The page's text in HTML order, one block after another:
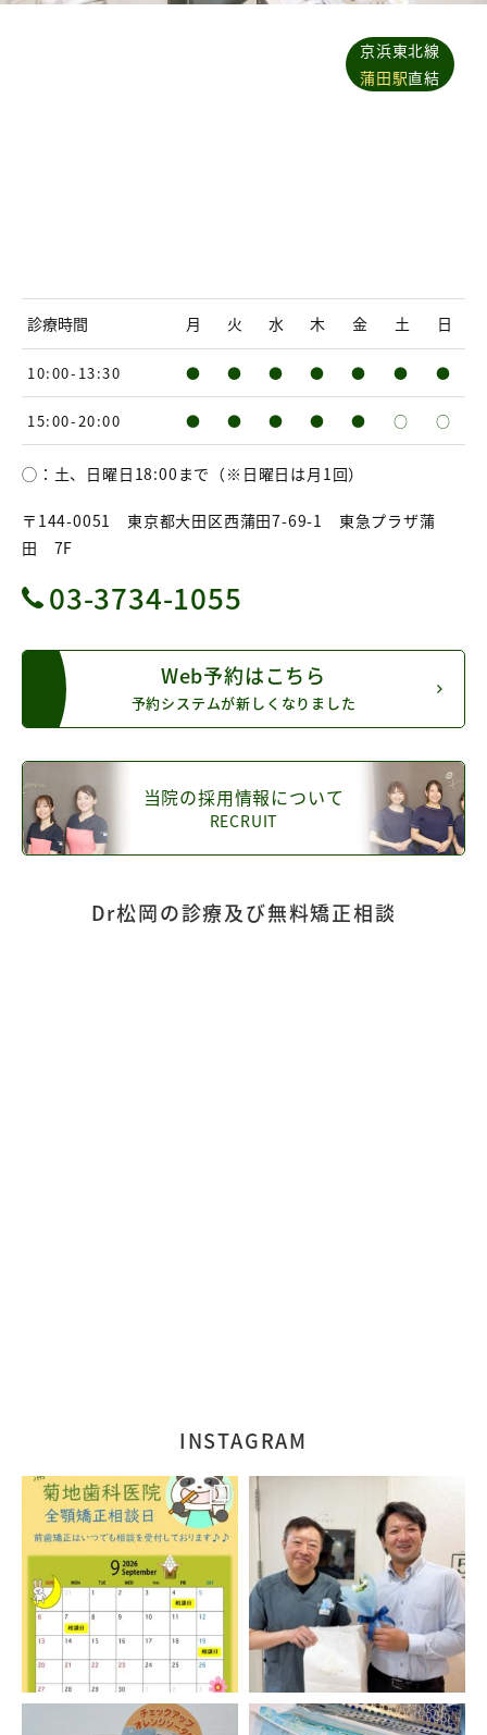
京浜東北線
蒲田駅直結
診療時間 月 火 水 木 金 土 日
10:00-13:30 ● ● ● ● ● ● ●
15:00-20:00 ● ● ● ● ● ○ ○
◯：土、日曜日18:00まで（※日曜日は月1回）
〒144-0051 東京都大田区西蒲田7-69-1 東急プラザ蒲
田 7F
03-3734-1055
Web予約はこちら
予約システムが新しくなりました
当院の採用情報について
RECRUIT
Dr松岡の診療及び無料矯正相談
INSTAGRAM